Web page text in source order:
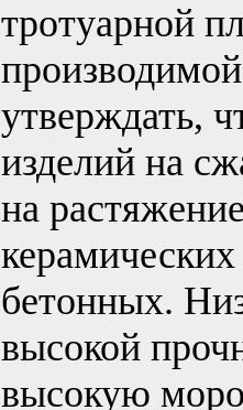
тротуарной
утверждать,
изделий на
на
бетонных.
высокой
высокую